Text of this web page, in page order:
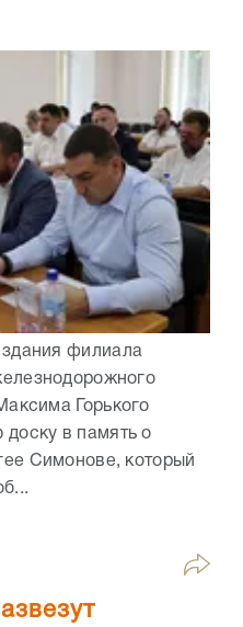
филиала
Горького
доску в память о
Симонове, который